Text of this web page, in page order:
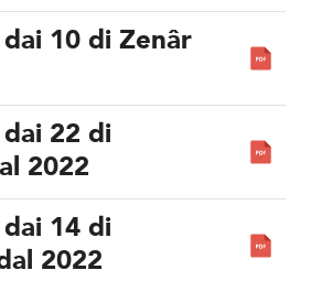
10 di Zenâr
22 di
2022
14 di
2022